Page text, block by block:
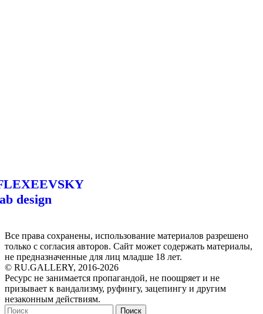
design
Все права сохранены, использование материалов разрешено
только с согласия авторов. Сайт может содержать материалы,
не предназначенные для лиц младше 18 лет.
© RU.GALLERY, 2016-2026
Ресурс не занимается пропагандой, не поощряет и не
призывает к вандализму, руфингу, зацепингу и другим
незаконным действиям.
Поиск